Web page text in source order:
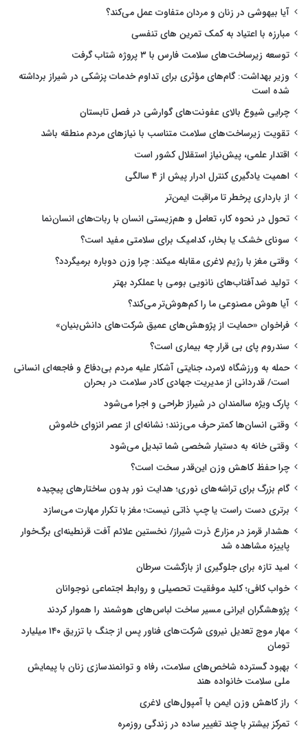
آیا بیهوشی در زنان و مردان متفاوت عمل می‌کند؟
مبارزه با اعتیاد به کمک تمرین های تنفسی
توسعه زیرساخت‌های سلامت فارس با ۳ پروژه شتاب گرفت
وزیر بهداشت: گام‌های مؤثری برای تداوم خدمات پزشکی در شیراز برداشته
شده است
چرایی شیوع بالای عفونت‌های گوارشی در فصل تابستان
تقویت زیرساخت‌های سلامت متناسب با نیازهای مردم منطقه باشد
اقتدار علمی، پیش‌نیاز استقلال کشور است
اهمیت یادگیری کنترل ادرار پیش از ۴ سالگی
از بارداری پرخطر تا مراقبت ایمن‌تر
تحول در نحوه کار، تعامل و هم‌زیستی انسان با ربات‌های انسان‌نما
سونای خشک یا بخار، کدامیک برای سلامتی مفید است؟
وقتی مغز با رژیم لاغری مقابله میکند: چرا وزن دوباره برمیگردد؟
تولید ضدآفتاب‌های نانویی بومی با عملکرد بهتر
آیا هوش مصنوعی ما را کم‌هوش‌تر می‌کند؟
فراخوان «حمایت از پژوهش‌های عمیق شرکت‌های دانش‌بنیان»
سندروم پای بی قرار چه بیماری است؟
حمله به ورزشگاه لامرد، جنایتی آشکار علیه مردم بی‌دفاع و فاجعه‌ای انسانی
است/ قدردانی از مدیریت جهادی کادر سلامت در بحران
پارک ویژه سالمندان در شیراز طراحی و اجرا می‌شود
وقتی انسان‌ها کمتر حرف می‌زنند؛ نشانه‌ای از عصر انزوای خاموش
وقتی خانه به دستیار شخصی شما تبدیل می‌شود
چرا حفظ کاهش وزن این‌قدر سخت است؟
گام بزرگ برای تراشه‌های نوری؛ هدایت نور بدون ساختارهای پیچیده
برتری دست راست یا چپ ذاتی نیست؛ مغز با تکرار مهارت می‌سازد
هشدار قرمز در مزارع ذرت شیراز/ نخستین علائم آفت قرنطینه‌ای برگ‌خوار
پاییزه مشاهده شد
امید تازه برای جلوگیری از بازگشت سرطان
خواب کافی؛ کلید موفقیت تحصیلی و روابط اجتماعی نوجوانان
پژوهشگران ایرانی مسیر ساخت لباس‌های هوشمند را هموار کردند
مهار موج تعدیل نیروی شرکت‌های فناور پس از جنگ با تزریق ۱۴۰ میلیارد
تومان
بهبود گسترده شاخص‌های سلامت، رفاه و توانمندسازی زنان با پیمایش
ملی سلامت خانواده هند
راز کاهش وزن ایمن با آمپول‌های لاغری
تمرکز بیشتر با چند تغییر ساده در زندگی روزمره